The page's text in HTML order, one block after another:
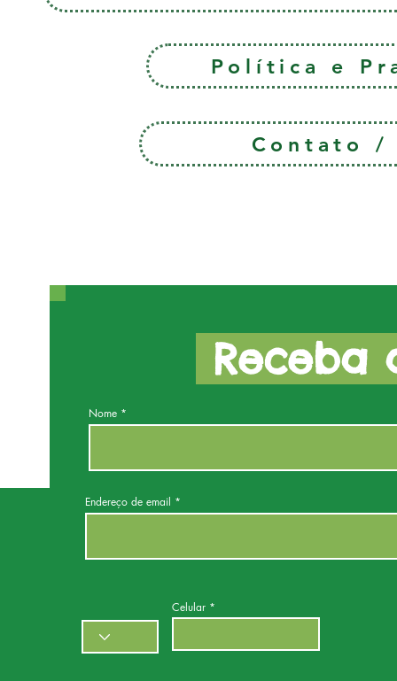
Política e
Contato /
Receba
Nome
Endereço de email
Celular